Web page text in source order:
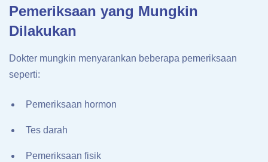
Pemeriksaan yang Mungkin
Dilakukan
Dokter mungkin menyarankan beberapa pemeriksaan
seperti:
Pemeriksaan hormon
Tes darah
Pemeriksaan fisik